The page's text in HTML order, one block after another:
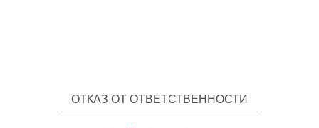
ОТКАЗ ОТ ОТВЕТСТВЕННОСТИ